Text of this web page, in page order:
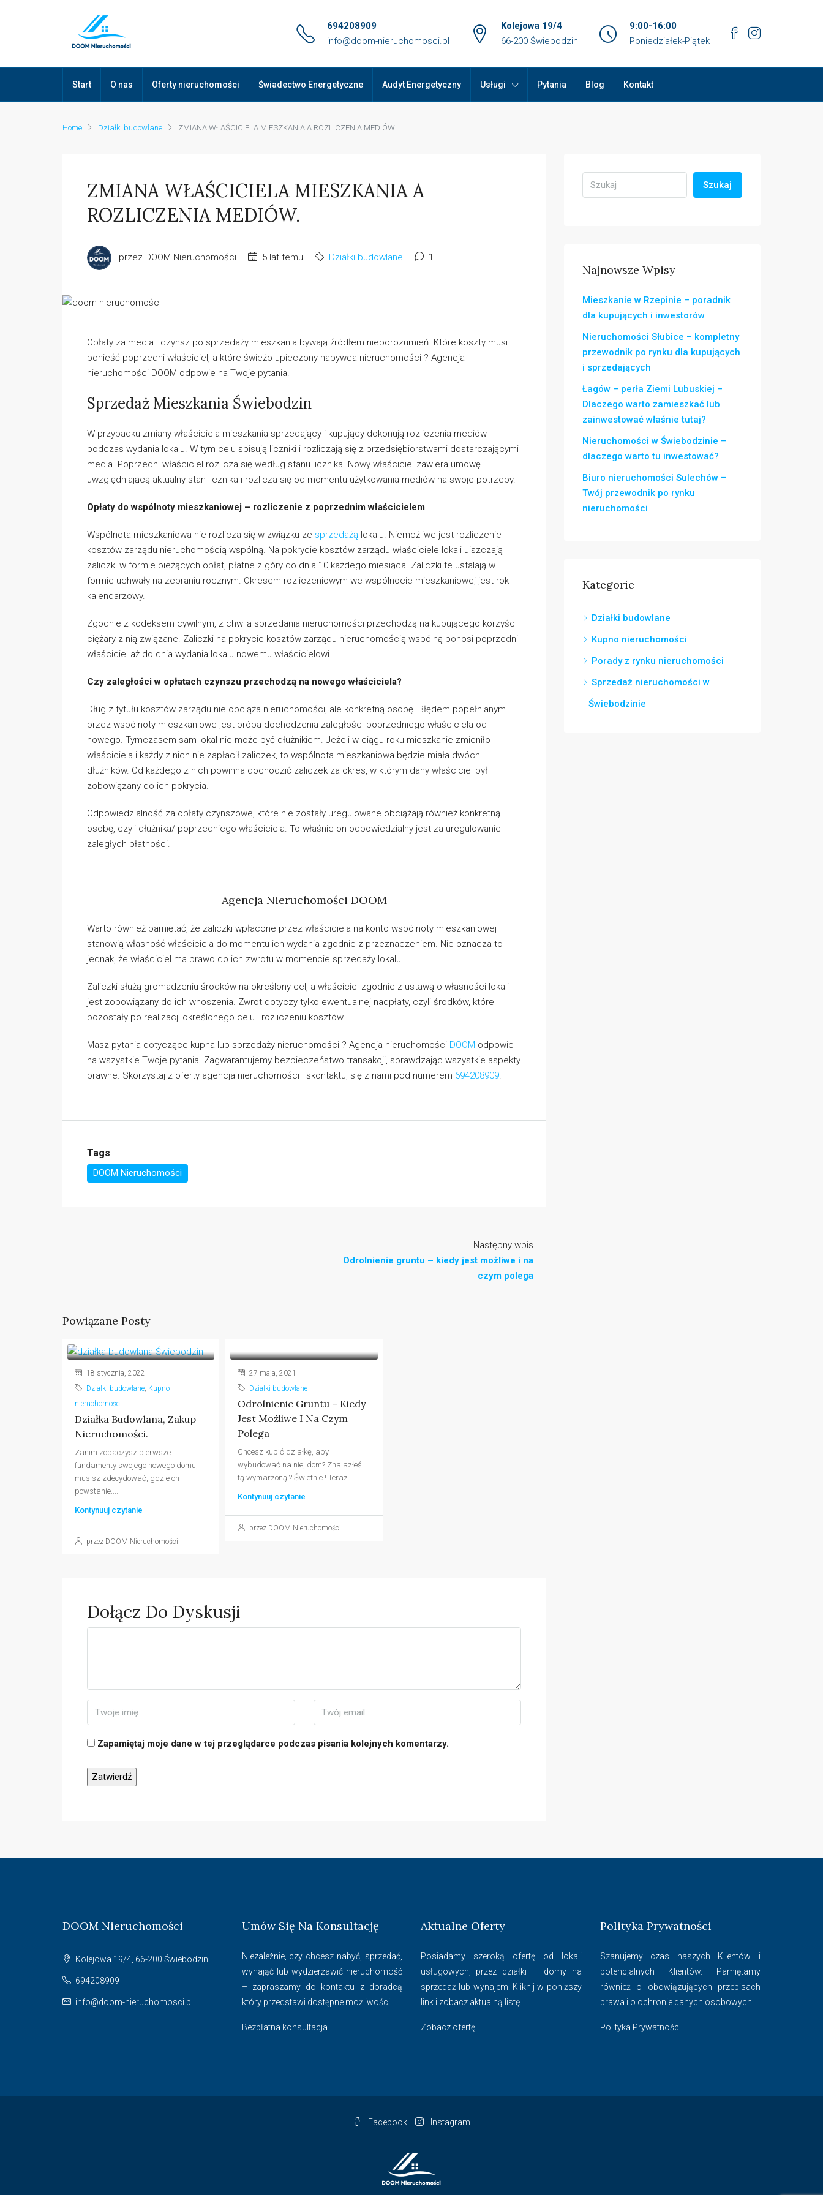
694208909
info@doom-nieruchomosci.pl
Kolejowa 19/4
66-200 Świebodzin
9:00-16:00
Poniedziałek-Piątek
Start O nas Oferty nieruchomości Świadectwo Energetyczne Audyt Energetyczny Usługi Pytania Blog Kontakt
Home Działki budowlane ZMIANA WŁAŚCICIELA MIESZKANIA A ROZLICZENIA MEDIÓW.
ZMIANA WŁAŚCICIELA MIESZKANIA A
ROZLICZENIA MEDIÓW.
przez DOOM Nieruchomości 5 lat temu Działki budowlane 1
Opłaty za media i czynsz po sprzedaży mieszkania bywają źródłem nieporozumień. Które koszty musi
ponieść poprzedni właściciel, a które świeżo upieczony nabywca nieruchomości ? Agencja
nieruchomości DOOM odpowie na Twoje pytania.
Sprzedaż Mieszkania Świebodzin
W przypadku zmiany właściciela mieszkania sprzedający i kupujący dokonują rozliczenia mediów
podczas wydania lokalu. W tym celu spisują liczniki i rozliczają się z przedsiębiorstwami dostarczającymi
media. Poprzedni właściciel rozlicza się według stanu licznika. Nowy właściciel zawiera umowę
uwzględniającą aktualny stan licznika i rozlicza się od momentu użytkowania mediów na swoje potrzeby.
Opłaty do wspólnoty mieszkaniowej – rozliczenie z poprzednim właścicielem
Wspólnota mieszkaniowa nie rozlicza się w związku ze sprzedażą lokalu. Niemożliwe jest rozliczenie
kosztów zarządu nieruchomością wspólną. Na pokrycie kosztów zarządu właściciele lokali uiszczają
zaliczki w formie bieżących opłat, płatne z góry do dnia 10 każdego miesiąca. Zaliczki te ustalają w
formie uchwały na zebraniu rocznym. Okresem rozliczeniowym we wspólnocie mieszkaniowej jest rok
kalendarzowy.
Zgodnie z kodeksem cywilnym, z chwilą sprzedania nieruchomości przechodzą na kupującego korzyści i
ciężary z nią związane. Zaliczki na pokrycie kosztów zarządu nieruchomością wspólną ponosi poprzedni
właściciel aż do dnia wydania lokalu nowemu właścicielowi.
Czy zaległości w opłatach czynszu przechodzą na nowego właściciela?
Dług z tytułu kosztów zarządu nie obciąża nieruchomości, ale konkretną osobę. Błędem popełnianym
przez wspólnoty mieszkaniowe jest próba dochodzenia zaległości poprzedniego właściciela od
nowego. Tymczasem sam lokal nie może być dłużnikiem. Jeżeli w ciągu roku mieszkanie zmieniło
właściciela i każdy z nich nie zapłacił zaliczek, to wspólnota mieszkaniowa będzie miała dwóch
dłużników. Od każdego z nich powinna dochodzić zaliczek za okres, w którym dany właściciel był
zobowiązany do ich pokrycia.
Odpowiedzialność za opłaty czynszowe, które nie zostały uregulowane obciążają również konkretną
osobę, czyli dłużnika/ poprzedniego właściciela. To właśnie on odpowiedzialny jest za uregulowanie
zaległych płatności.
Agencja Nieruchomości DOOM
Warto również pamiętać, że zaliczki wpłacone przez właściciela na konto wspólnoty mieszkaniowej
stanowią własność właściciela do momentu ich wydania zgodnie z przeznaczeniem. Nie oznacza to
jednak, że właściciel ma prawo do ich zwrotu w momencie sprzedaży lokalu.
Zaliczki służą gromadzeniu środków na określony cel, a właściciel zgodnie z ustawą o własności lokali
jest zobowiązany do ich wnoszenia. Zwrot dotyczy tylko ewentualnej nadpłaty, czyli środków, które
pozostały po realizacji określonego celu i rozliczeniu kosztów.
Masz pytania dotyczące kupna lub sprzedaży nieruchomości ? Agencja nieruchomości DOOM odpowie
na wszystkie Twoje pytania. Zagwarantujemy bezpieczeństwo transakcji, sprawdzając wszystkie aspekty
prawne. Skorzystaj z oferty agencja nieruchomości i skontaktuj się z nami pod numerem 694208909
Tags
DOOM Nieruchomości
Następny wpis
Odrolnienie gruntu – kiedy jest możliwe i na
czym polega
Powiązane Posty
18 stycznia, 2022
Działki budowlane, Kupno
nieruchomości
Działka Budowlana, Zakup
Nieruchomości.
Zanim zobaczysz pierwsze
fundamenty swojego nowego domu,
musisz zdecydować, gdzie on
powstanie....
Kontynuuj czytanie
przez DOOM Nieruchomości
27 maja, 2021
Działki budowlane
Odrolnienie Gruntu – Kiedy
Jest Możliwe I Na Czym
Polega
Chcesz kupić działkę, aby
wybudować na niej dom? Znalazłeś
tą wymarzoną ? Świetnie ! Teraz...
Kontynuuj czytanie
przez DOOM Nieruchomości
Dołącz Do Dyskusji
Zapamiętaj moje dane w tej przeglądarce podczas pisania kolejnych komentarzy.
Szukaj
Najnowsze Wpisy
Mieszkanie w Rzepinie – poradnik
dla kupujących i inwestorów
Nieruchomości Słubice – kompletny
przewodnik po rynku dla kupujących
i sprzedających
Łagów – perła Ziemi Lubuskiej –
Dlaczego warto zamieszkać lub
zainwestować właśnie tutaj?
Nieruchomości w Świebodzinie –
dlaczego warto tu inwestować?
Biuro nieruchomości Sulechów –
Twój przewodnik po rynku
nieruchomości
Kategorie
Działki budowlane
Kupno nieruchomości
Porady z rynku nieruchomości
Sprzedaż nieruchomości w
Świebodzinie
DOOM Nieruchomości
Kolejowa 19/4, 66-200 Świebodzin
694208909
info@doom-nieruchomosci.pl
Umów Się Na Konsultację
Niezależnie, czy chcesz nabyć, sprzedać,
wynająć lub wydzierżawić nieruchomość
– zapraszamy do kontaktu z doradcą
który przedstawi dostępne możliwości.
Bezpłatna konsultacja
Aktualne Oferty
Posiadamy szeroką ofertę od lokali
usługowych, przez działki i domy na
sprzedaż lub wynajem. Kliknij w poniższy
link i zobacz aktualną listę.
Zobacz ofertę
Polityka Prywatności
Szanujemy czas naszych Klientów i
potencjalnych Klientów. Pamiętamy
również o obowiązujących przepisach
prawa i o ochronie danych osobowych.
Polityka Prywatności
Facebook Instagram